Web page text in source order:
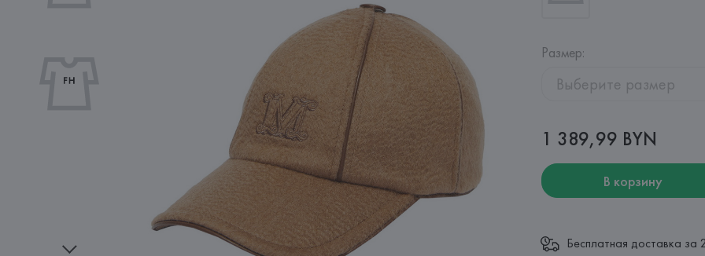
Размер:
Выберите размер
1 389,99 BYN
В корзину
Бесплатная доставка за